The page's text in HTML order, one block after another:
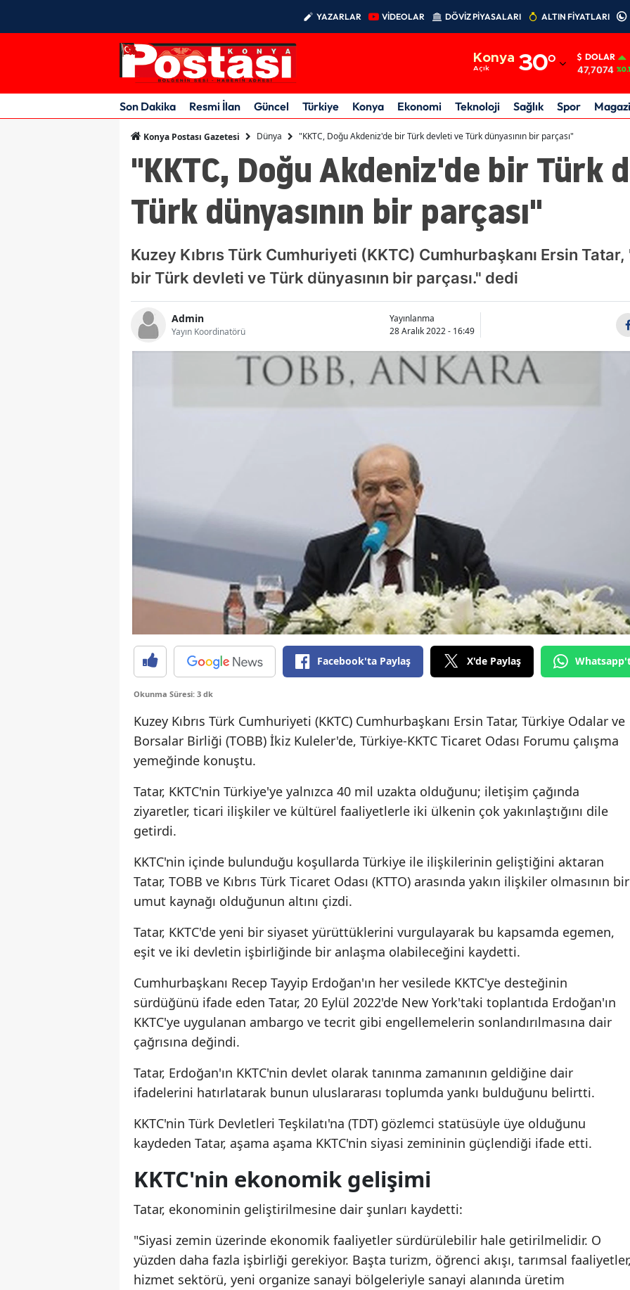
YAZARLAR VİDEOLAR DÖVİZ PİYASALARI ALTIN FİYATLARI
Konya
Açık 30°
Adıyaman
Afyonkarahisar
Amasya
Ankara
Antalya
Aydın
Balıkesir
Bingöl
Bitlis
Çorum
Denizli
Diyarbakır
Edirne
Elazığ
Erzurum
Gaziantep
Giresun
Hakkari
Isparta
İstanbul
İzmir
Kastamonu
Kırklareli
Kütahya
Malatya
DOLAR
47,7074
Son Dakika Resmi İlan Güncel Türkiye Konya Ekonomi Teknoloji Sağlık Spor
Konya Postası Gazetesi Dünya "KKTC, Doğu Akdeniz'de bir Türk devleti ve Türk dünyasının bir parçası"
"KKTC, Doğu Akdeniz'de bir Türk
Türk dünyasının bir parçası"
Kuzey Kıbrıs Türk Cumhuriyeti (KKTC) Cumhurbaşkanı Ersin
bir Türk devleti ve Türk dünyasının bir parçası." dedi
Admin
Yayın Koordinatörü
Yayınlanma
28 Aralık 2022 - 16:49
Facebook'ta Paylaş X'de Paylaş
Okunma Süresi: 3 dk
Kuzey Kıbrıs Türk Cumhuriyeti (KKTC) Cumhurbaşkanı Ersin Tatar, Türkiye Odalar ve
Borsalar Birliği (TOBB) İkiz Kuleler'de, Türkiye-KKTC Ticaret Odası Forumu çalışma
yemeğinde konuştu.
Tatar, KKTC'nin Türkiye'ye yalnızca 40 mil uzakta olduğunu; iletişim çağında
ziyaretler, ticari ilişkiler ve kültürel faaliyetlerle iki ülkenin çok yakınlaştığını dile
getirdi.
KKTC'nin içinde bulunduğu koşullarda Türkiye ile ilişkilerinin geliştiğini aktaran
Tatar, TOBB ve Kıbrıs Türk Ticaret Odası (KTTO) arasında yakın ilişkiler olmasının bir
umut kaynağı olduğunun altını çizdi.
Tatar, KKTC'de yeni bir siyaset yürüttüklerini vurgulayarak bu kapsamda egemen,
eşit ve iki devletin işbirliğinde bir anlaşma olabileceğini kaydetti.
Cumhurbaşkanı Recep Tayyip Erdoğan'ın her vesilede KKTC'ye desteğinin
sürdüğünü ifade eden Tatar, 20 Eylül 2022'de New York'taki toplantıda Erdoğan'ın
KKTC'ye uygulanan ambargo ve tecrit gibi engellemelerin sonlandırılmasına dair
çağrısına değindi.
Tatar, Erdoğan'ın KKTC'nin devlet olarak tanınma zamanının geldiğine dair
ifadelerini hatırlatarak bunun uluslararası toplumda yankı bulduğunu belirtti.
KKTC'nin Türk Devletleri Teşkilatı'na (TDT) gözlemci statüsüyle üye olduğunu
kaydeden Tatar, aşama aşama KKTC'nin siyasi zemininin güçlendiği ifade etti.
KKTC'nin ekonomik gelişimi
Tatar, ekonominin geliştirilmesine dair şunları kaydetti:
"Siyasi zemin üzerinde ekonomik faaliyetler sürdürülebilir hale getirilmelidir. O
yüzden daha fazla işbirliği gerekiyor. Başta turizm, öğrenci akışı, tarımsal
hizmet sektörü, yeni organize sanayi bölgeleriyle sanayi alanında üretim